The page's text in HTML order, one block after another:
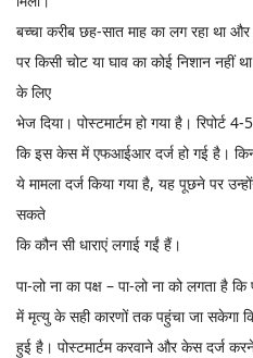
बच्चा करीब छह-सात माह का लग रहा था
पर किसी चोट या घाव का कोई निशान नहीं
के लिए
भेज दिया। पोस्टमार्टम हो गया है। रिपोर्ट
कि इस केस में एफआईआर दर्ज हो गई है।
ये मामला दर्ज किया गया है, यह पूछने पर
सकते
कि कौन सी धाराएं लगाई गईं हैं।
पा-लो ना का पक्ष – पा-लो ना को लगता है
में मृत्यु के सही कारणों तक पहुंचा जा सकेगा
हुई है। पोस्टमार्टम करवाने और केस दर्ज